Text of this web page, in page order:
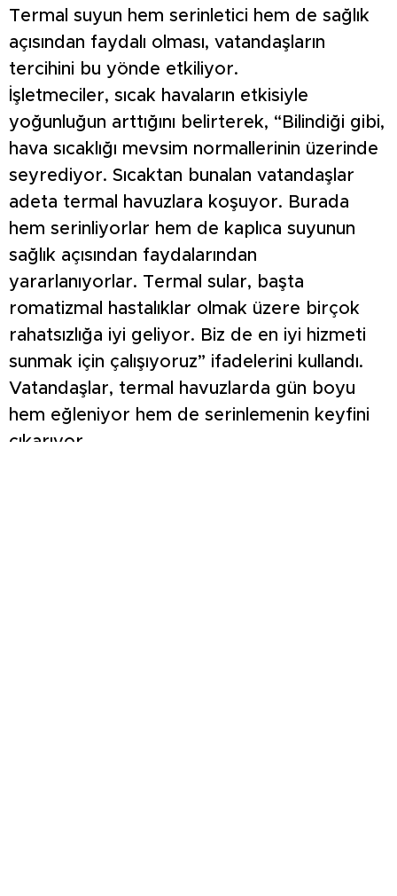
Termal suyun hem serinletici hem de sağlık
açısından faydalı olması, vatandaşların
tercihini bu yönde etkiliyor.
İşletmeciler, sıcak havaların etkisiyle
yoğunluğun arttığını belirterek, “Bilindiği gibi,
hava sıcaklığı mevsim normallerinin üzerinde
seyrediyor. Sıcaktan bunalan vatandaşlar
adeta termal havuzlara koşuyor. Burada
hem serinliyorlar hem de kaplıca suyunun
sağlık açısından faydalarından
yararlanıyorlar. Termal sular, başta
romatizmal hastalıklar olmak üzere birçok
rahatsızlığa iyi geliyor. Biz de en iyi hizmeti
sunmak için çalışıyoruz” ifadelerini kullandı.
Vatandaşlar, termal havuzlarda gün boyu
hem eğleniyor hem de serinlemenin keyfini
çıkarıyor.